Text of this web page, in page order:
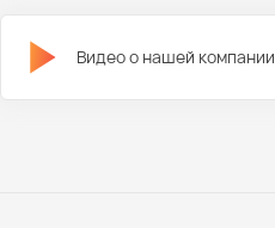
Видео о нашей компании